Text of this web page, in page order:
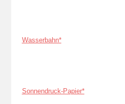
Wasserbahn*
Sonnendruck-Papier*